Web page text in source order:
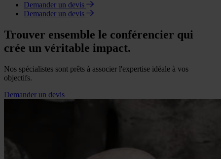
Demander un devis
Demander un devis
Trouver ensemble le conférencier qui
crée un véritable impact.
Nos spécialistes sont prêts à associer l'expertise idéale à vos
objectifs.
Demander un devis